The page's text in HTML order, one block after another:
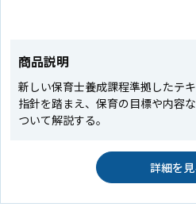
商品説明
新しい保育士養成課程準拠したテ
指針を踏まえ、保育の目標や内容
ついて解説する。
詳細を見